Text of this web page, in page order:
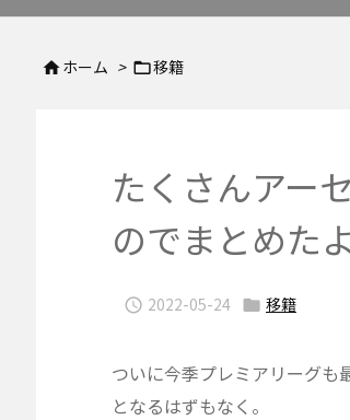
ホーム > 移籍
たくさんアー
のでまとめた
 2022-05-24  移籍
ついに今季プレミアリーグも
となるはずもなく。